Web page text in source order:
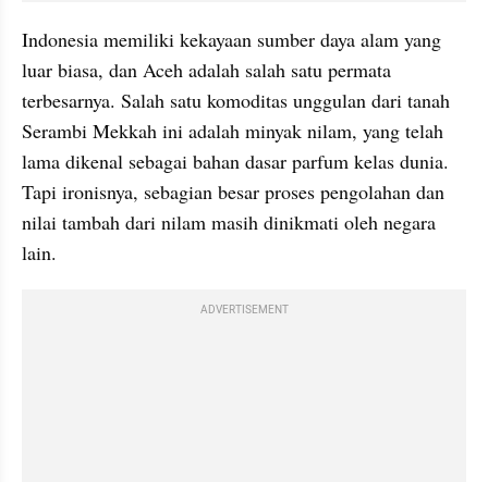
Indonesia memiliki kekayaan sumber daya alam yang
luar biasa, dan Aceh adalah salah satu permata
terbesarnya. Salah satu komoditas unggulan dari tanah
Serambi Mekkah ini adalah minyak nilam, yang telah
lama dikenal sebagai bahan dasar parfum kelas dunia.
Tapi ironisnya, sebagian besar proses pengolahan dan
nilai tambah dari nilam masih dinikmati oleh negara
lain.
ADVERTISEMENT